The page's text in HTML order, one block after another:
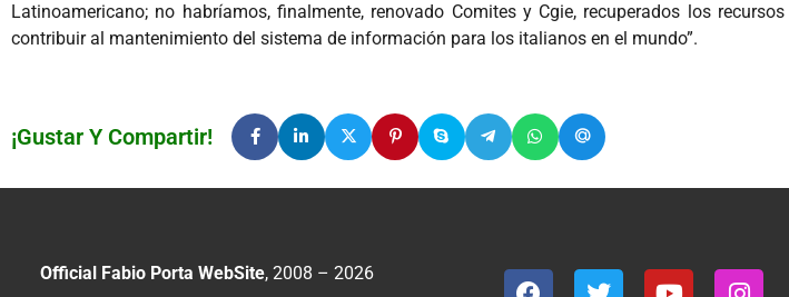
Latinoamericano; no habríamos, finalmente, renovado Comites y Cgie, recuperados los
contribuir al mantenimiento del sistema de información para los italianos en el mundo”.
¡Gustar Y Compartir!
Official Fabio Porta WebSite, 2008 – 2026